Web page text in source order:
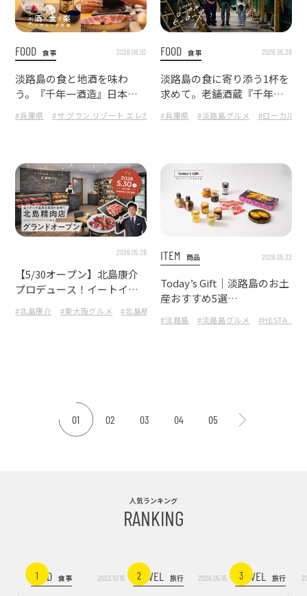
FOOD 食事 2026.06.02
淡路島の食と地酒を味わ
う。『千年一酒造』日本酒
ペアリングフェア体験
#兵庫県 #ザ グラン リゾート エレガンテ淡路島 #淡路島 #淡路島グルメ
FOOD 食事 2026.05.29
淡路島の食に寄り添う1杯を
求めて。老舗酒蔵『千年一
酒造』を訪問
#兵庫県 #淡路島グルメ #ローカルヒ
2026.05.28
【5/30オープン】北島康介
プロデュース！イートイン
も楽しめる『北島精肉店
with HESTA LIFE dining』
#北島康介 #東大阪グルメ #北島精肉店
ITEM 商品 2026.05.22
Today’s Gift｜淡路島のお土
産おすすめ5選
今日、誰に何を贈る？淡路
島で見つけた“ちょうどい
#淡路島 #淡路島グルメ
01 02 03 04 05
人気ランキング
RANKING
1FOOD 食事 2023.10.16 2
TRAVEL 旅行 2026.05.15 3
TRAVEL 旅行